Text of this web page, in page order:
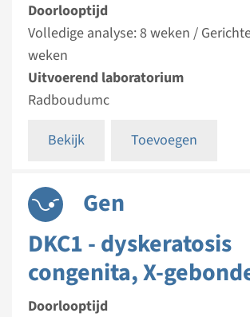
Doorlooptijd
Volledige analyse: 8 weken /
weken
Uitvoerend laboratorium
Radboudumc
Bekijk
Toevoegen
Gen
DKC1 - dyskeratosis
congenita, X-
Doorlooptijd